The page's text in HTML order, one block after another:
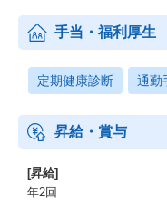
手当・福利厚生
定期健康診断 通勤
昇給・賞与
[昇給]
年2回